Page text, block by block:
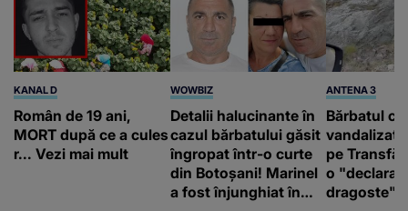
KANAL D
Român de 19 ani,
MORT după ce a cules
r... Vezi mai mult
WOWBIZ
Detalii halucinante în
cazul bărbatului găsit
îngropat într-o curte
din Botoșani! Marinel
a fost înjunghiat în
ANTENA 3
Bărbatul
vandalizat
pe
o
dragoste"